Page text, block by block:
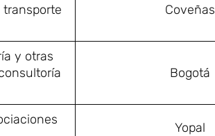
Coveñas
y otras
Bogotá
Yopal